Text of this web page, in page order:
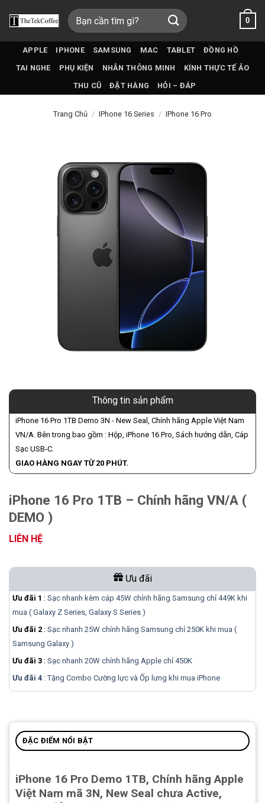
qua
Tìm
kiếm:
0
APPLE IPHONE SAMSUNG MAC TABLET
ĐỒNG HỒ
TAI NGHE
PHỤ KIỆN NHẪN THÔNG MINH
KÍNH THỰC TẾ ẢO
THU CŨ
ĐẶT HÀNG HỎI – ĐÁP
Trang Chủ / IPhone 16 Series / IPhone 16 Pro
Thông tin sản phẩm
iPhone 16 Pro 1TB Demo 3N - New Seal, Chính hãng Apple Việt Nam
VN/A. Bên trong bao gồm : Hộp, iPhone 16 Pro, Sách hướng dẫn, Cáp
Sạc USB‑C.
GIAO HÀNG NGAY TỪ 20 PHÚT.
iPhone 16 Pro 1TB – Chính hãng VN/A (
DEMO )
LIÊN HỆ
Ưu đãi
Ưu đãi 1 : Sạc nhanh kèm cáp 45W chính hãng Samsung chỉ 449K khi
mua ( Galaxy Z Series, Galaxy S Series )
Ưu đãi 2 : Sạc nhanh 25W chính hãng Samsung chỉ 250K khi mua (
Samsung Galaxy )
Ưu đãi 3 : Sạc nhanh 20W chính hãng Apple chỉ 450K
Ưu đãi 4 : Tặng Combo Cường lực và Ốp lưng khi mua iPhone
ĐẶC ĐIỂM NỔI BẬT
iPhone 16 Pro Demo 1TB, Chính hãng Apple
Việt Nam mã 3N, New Seal chưa Active,